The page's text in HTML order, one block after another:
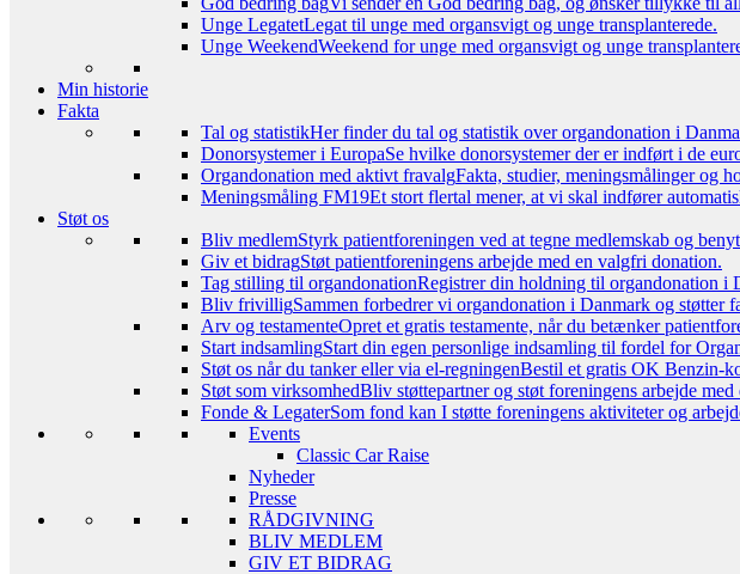
Unge LegatetLegat til unge med organsvigt og unge transplanterede.
Unge WeekendWeekend for unge med organsvigt og unge
Min historie
Fakta
Tal og statistikHer finder du tal og statistik over organdonation i
Donorsystemer i EuropaSe hvilke donorsystemer der er indført i de
Organdonation med aktivt fravalgFakta, studier, meningsmålinger og
Meningsmåling FM19Et stort flertal mener, at vi skal indfører
Støt os
Bliv medlemStyrk patientforeningen ved at tegne medlemskab og
Giv et bidragStøt patientforeningens arbejde med en valgfri donation.
Tag stilling til organdonationRegistrer din holdning til organdonation i
Bliv frivilligSammen forbedrer vi organdonation i Danmark og støtter
Arv og testamenteOpret et gratis testamente, når du betænker
Start indsamlingStart din egen personlige indsamling til fordel for
Støt os når du tanker eller via el-regningenBestil et gratis OK Benzin-
Støt som virksomhedBliv støttepartner og støt foreningens arbejde
Fonde & LegaterSom fond kan I støtte foreningens aktiviteter og
Events
Classic Car Raise
Nyheder
Presse
RÅDGIVNING
BLIV MEDLEM
GIV ET BIDRAG